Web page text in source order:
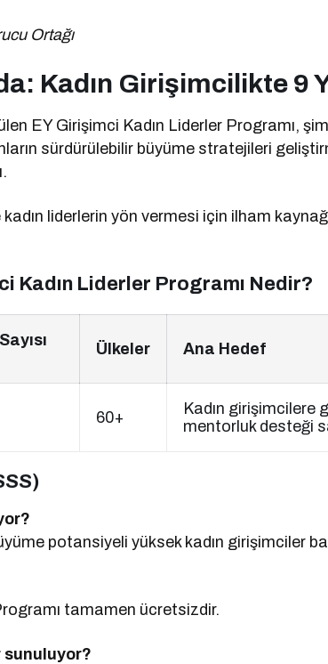
Ortağı
Kadın Girişimcilikte 9
EY Girişimci Kadın Liderler Programı,
sürdürülebilir büyüme stratejileri
liderlerin yön vermesi için ilham
Kadın Liderler Programı Nedir?
Ülkeler Ana Hedef
60+
Kadın girişimcilere
mentorluk desteği
potansiyeli yüksek kadın girişimciler
tamamen ücretsizdir.
sunuluyor?